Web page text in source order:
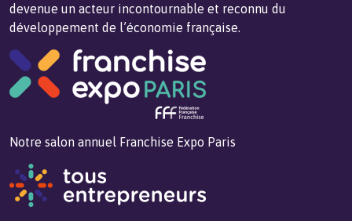
devenue un acteur incontournable et reconnu du
développement de l’économie française.
Notre salon annuel Franchise Expo Paris